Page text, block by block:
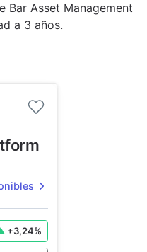
Bar Asset Management
a 3 años.
+3,24%